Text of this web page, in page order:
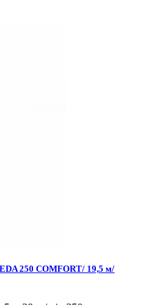
250 COMFORT/ 19,5 м/